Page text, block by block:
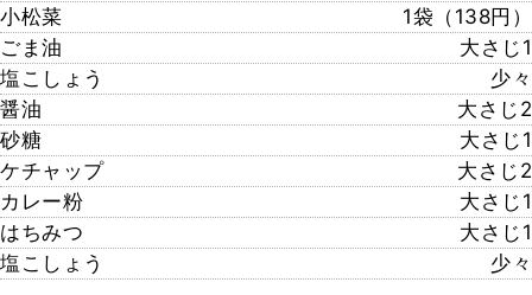
小松菜
1袋（138円）
ごま油
大さじ1
塩こしょう
少々
醤油
大さじ2
砂糖
大さじ1
ケチャップ
大さじ2
カレー粉
大さじ1
はちみつ
大さじ1
塩こしょう
少々